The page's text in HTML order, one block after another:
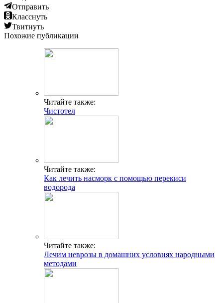
Отправить
Класснуть
Твитнуть
Похожие публикации
Читайте также:
Чистотел
Читайте также:
Как лечить насморк с помощью перекиси
водорода
Читайте также:
Лечим неврозы в домашних условиях народными
методами